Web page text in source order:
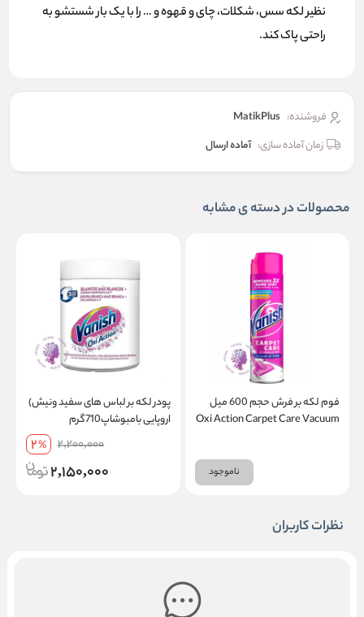
نظیر لکه سس، شکلات، چای و قهوه و … را با یک بار شستشو به
راحتی پاک کند.
فروشنده: MatikPlus
زمان آماده سازی: آماده ارسال
محصولات در دسته ی مشابه
فوم لکه بر فرش حجم 600 میل
Oxi Action Carpet Care Vacuum
ناموجود
پودر لکه بر لباس های سفید ونیش)
اروپایی بامبوشاپ710گرم
2,200,000
2%
2,150,000
نظرات کاربران